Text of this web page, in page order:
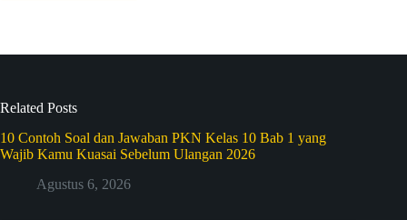
Related Posts
10 Contoh Soal dan Jawaban PKN Kelas 10 Bab 1 yang
Wajib Kamu Kuasai Sebelum Ulangan 2026
Agustus 6, 2026